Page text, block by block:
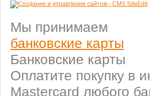
Мы принимаем
банковские карты
Банковские карты
Оплатите покупку в
Mastercard любого